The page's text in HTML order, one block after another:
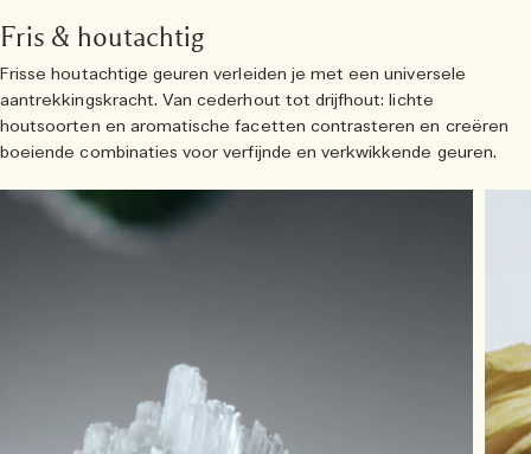
Fris & houtachtig
Frisse houtachtige geuren verleiden je met een universele
aantrekkingskracht. Van cederhout tot drijfhout: lichte
houtsoorten en aromatische facetten contrasteren en creëren
boeiende combinaties voor verfijnde en verkwikkende geuren.